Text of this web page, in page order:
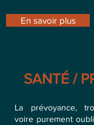
En savoir plus
SANTÉ /
La prévoyance,
voire purement